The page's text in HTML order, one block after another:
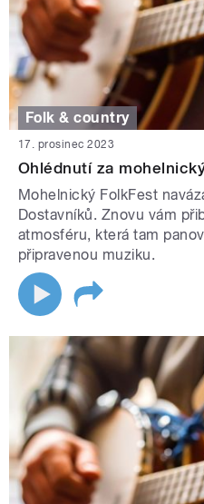
Folk & country
17. prosinec 2023
Ohlédnutí za
Mohelnický FolkFest
Dostavníků. Znovu vám
atmosféru, která tam
připravenou muziku.